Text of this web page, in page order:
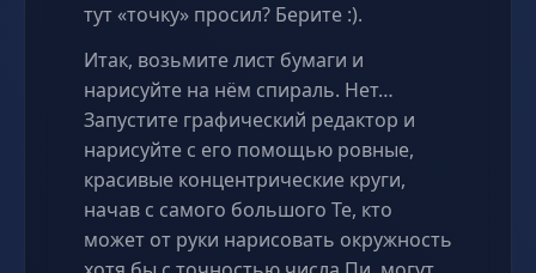
тут «точку» просил? Берите :).
Итак, возьмите лист бумаги и
нарисуйте на нём спираль. Нет…
Запустите графический редактор и
нарисуйте с его помощью ровные,
красивые концентрические круги,
начав с самого большого Те, кто
может от руки нарисовать окружность